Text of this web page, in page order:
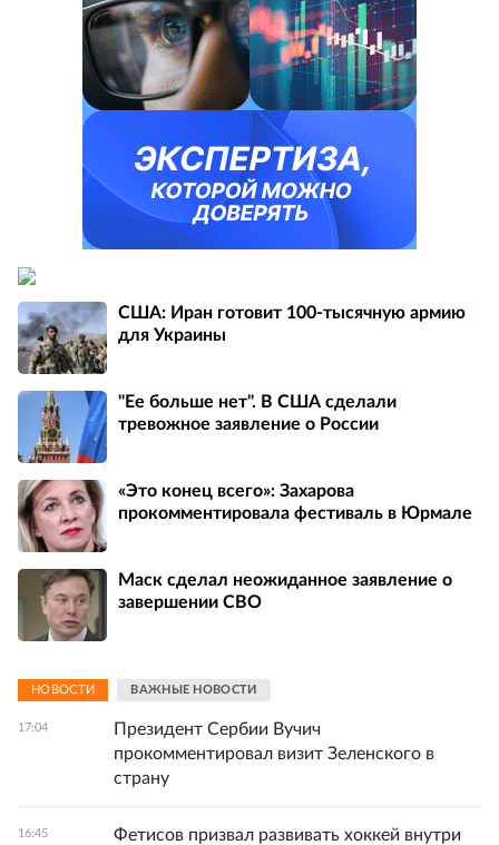
США: Иран готовит 100-тысячную армию
для Украины
"Ее больше нет". В США сделали
тревожное заявление о России
«Это конец всего»: Захарова
прокомментировала фестиваль в Юрмале
Маск сделал неожиданное заявление о
завершении СВО
НОВОСТИ ВАЖНЫЕ НОВОСТИ
17:04
Президент Сербии Вучич
прокомментировал визит Зеленского в
страну
16:45
Фетисов призвал развивать хоккей внутри